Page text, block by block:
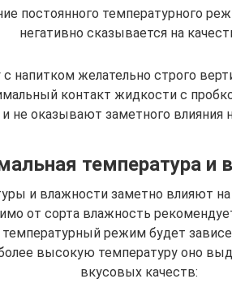
постоянного температурного
негативно сказывается на
напитком желательно строго
контакт жидкости с
и не оказывают заметного влияния
температура и
и влажности заметно влияют
от сорта влажность
режим будет
высокую температуру оно
вкусовых качеств: